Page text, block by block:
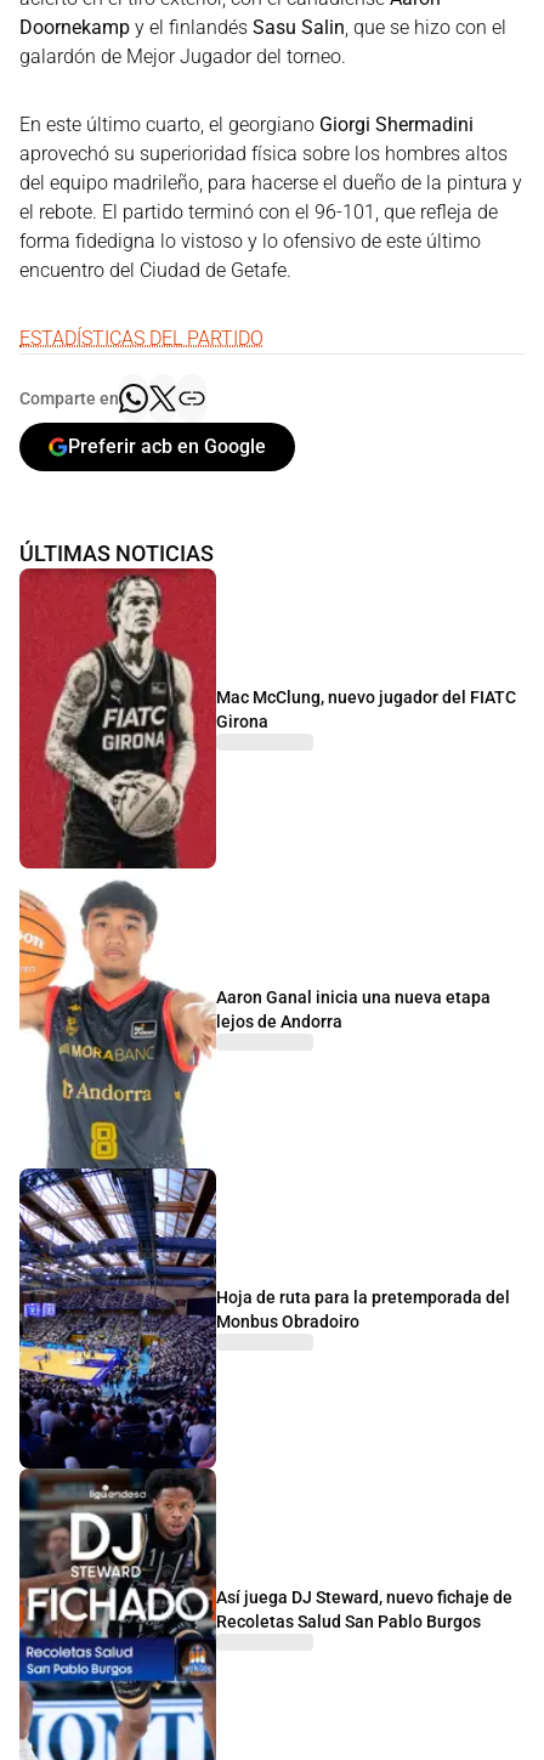
Doornekamp y el finlandés Sasu Salin , que se hizo con el
galardón de Mejor Jugador del torneo.
En este último cuarto, el georgiano Giorgi Shermadini
aprovechó su superioridad física sobre los hombres altos
del equipo madrileño, para hacerse el dueño de la pintura y
el rebote. El partido terminó con el 96-101, que refleja de
forma fidedigna lo vistoso y lo ofensivo de este último
encuentro del Ciudad de Getafe.
ESTADÍSTICAS DEL PARTIDO
Comparte en
Preferir acb en Google
ÚLTIMAS NOTICIAS
Mac McClung, nuevo jugador del FIATC
Girona
Aaron Ganal inicia una nueva etapa
lejos de Andorra
Hoja de ruta para la pretemporada del
Monbus Obradoiro
Así juega DJ Steward, nuevo fichaje de
Recoletas Salud San Pablo Burgos